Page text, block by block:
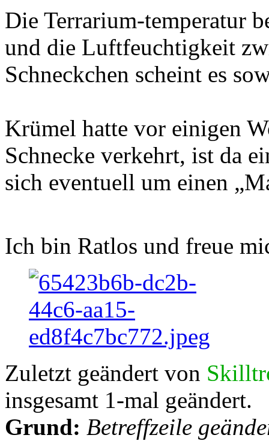
Die Terrarium-temperatur
und die Luftfeuchtigkeit
Schneckchen scheint es
Krümel hatte vor einigen
Schnecke verkehrt, ist da
sich eventuell um einen
Ich bin Ratlos und freue
Zuletzt geändert von
insgesamt 1-mal geändert.
Grund: Betreffzeile